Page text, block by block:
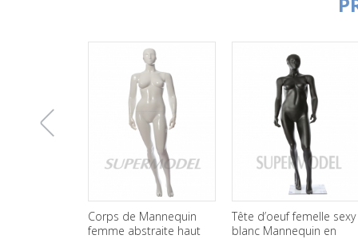
Corps de Mannequin
femme abstraite haut
Tête d’oeuf femelle sexy
blanc Mannequin en